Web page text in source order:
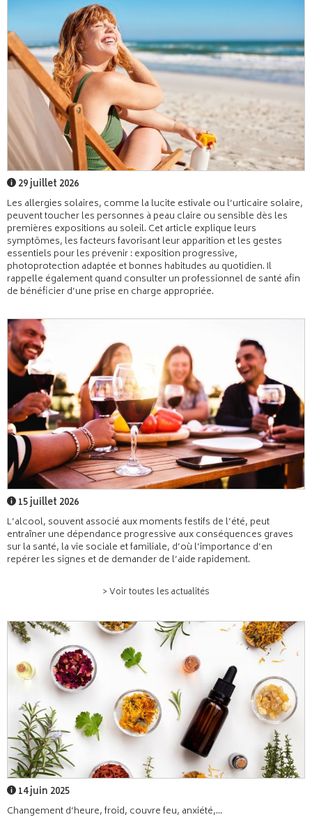
29 juillet 2026
Les allergies solaires, comme la lucite estivale ou l’urticaire solaire,
peuvent toucher les personnes à peau claire ou sensible dès les
premières expositions au soleil. Cet article explique leurs
symptômes, les facteurs favorisant leur apparition et les gestes
essentiels pour les prévenir : exposition progressive,
photoprotection adaptée et bonnes habitudes au quotidien. Il
rappelle également quand consulter un professionnel de santé afin
de bénéficier d’une prise en charge appropriée.
15 juillet 2026
L’alcool, souvent associé aux moments festifs de l’été, peut
entraîner une dépendance progressive aux conséquences graves
sur la santé, la vie sociale et familiale, d’où l’importance d’en
repérer les signes et de demander de l’aide rapidement.
> Voir toutes les actualités
14 juin 2025
Changement d’heure, froid, couvre feu, anxiété,...